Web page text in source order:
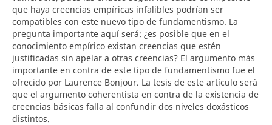
que haya creencias empíricas infalibles podrían ser
compatibles con este nuevo tipo de fundamentismo. La
pregunta importante aquí será: ¿es posible que en el
conocimiento empírico existan creencias que estén
justificadas sin apelar a otras creencias? El argumento más
importante en contra de este tipo de fundamentismo fue el
ofrecido por Laurence Bonjour. La tesis de este artículo será
que el argumento coherentista en contra de la existencia de
creencias básicas falla al confundir dos niveles doxásticos
distintos.